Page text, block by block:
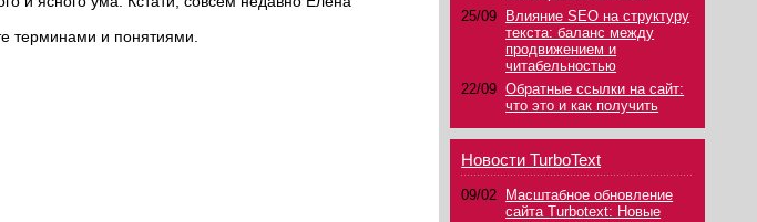
терминами и понятиями.
25/09
Влияние SEO на структуру
текста: баланс между
продвижением и
читабельностью
22/09 Обратные ссылки на сайт:
что это и как получить
Новости TurboText
09/02
Масштабное обновление
сайта Turbotext: Новые